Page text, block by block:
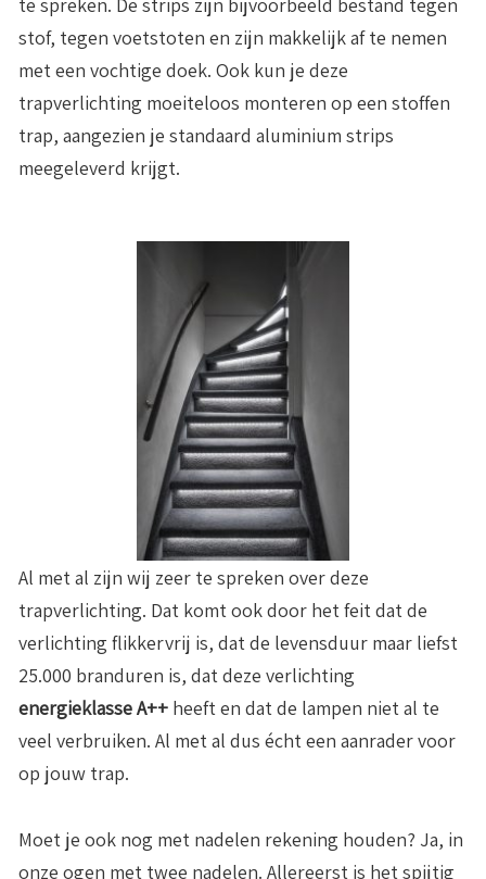
stof, tegen voetstoten en zijn makkelijk af te nemen
met een vochtige doek. Ook kun je deze
trapverlichting moeiteloos monteren op een stoffen
trap, aangezien je standaard aluminium strips
meegeleverd krijgt.
Al met al zijn wij zeer te spreken over deze
trapverlichting. Dat komt ook door het feit dat de
verlichting flikkervrij is, dat de levensduur maar liefst
25.000 branduren is, dat deze verlichting
energieklasse A++ heeft en dat de lampen niet al te
veel verbruiken. Al met al dus écht een aanrader voor
op jouw trap.
Moet je ook nog met nadelen rekening houden? Ja, in
onze ogen met twee nadelen. Allereerst is het spijtig